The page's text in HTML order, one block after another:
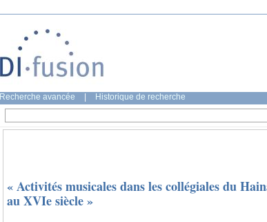
Recherche avancée Historique de recherche
« Activités musicales dans les collégiales du
au XVIe siècle »